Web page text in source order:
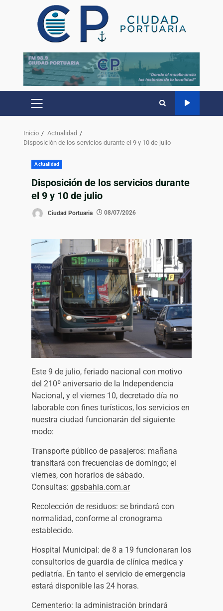
Inicio
Actualidad
Disposición de los servicios durante el 9 y 10 de julio
Actualidad
Disposición de los servicios durante
el 9 y 10 de julio
Ciudad Portuaria 08/07/2026
Este 9 de julio, feriado nacional con motivo
del 210º aniversario de la Independencia
Nacional, y el viernes 10, decretado día no
laborable con fines turísticos, los servicios en
nuestra ciudad funcionarán del siguiente
modo:
Transporte público de pasajeros: mañana
transitará con frecuencias de domingo; el
viernes, con horarios de sábado.
Consultas:gpsbahia.com.ar
Recolección de residuos: se brindará con
normalidad, conforme al cronograma
establecido.
Hospital Municipal: de 8 a 19 funcionaran los
consultorios de guardia de clínica medica y
pediatría. En tanto el servicio de emergencia
estará disponible las 24 horas.
Cementerio: la administración brindará